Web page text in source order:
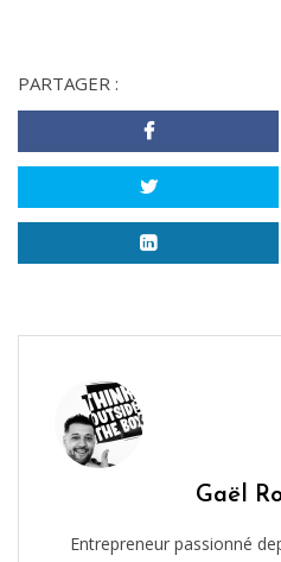
PARTAGER :
Gaël
Entrepreneur passionné